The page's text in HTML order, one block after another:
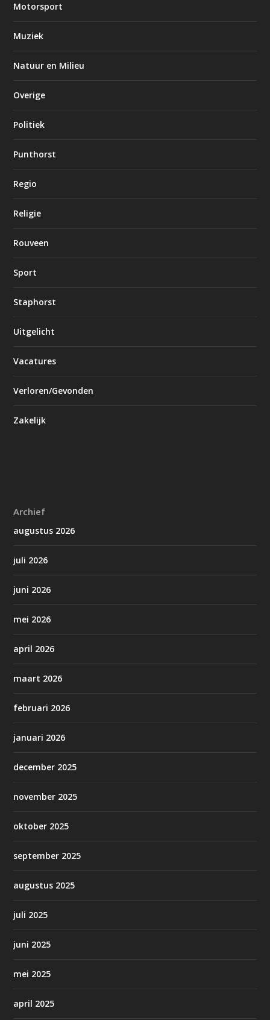
Motorsport
Muziek
Natuur en Milieu
Overige
Politiek
Punthorst
Regio
Religie
Rouveen
Sport
Staphorst
Uitgelicht
Vacatures
Verloren/Gevonden
Zakelijk
Archief
augustus 2026
juli 2026
juni 2026
mei 2026
april 2026
maart 2026
februari 2026
januari 2026
december 2025
november 2025
oktober 2025
september 2025
augustus 2025
juli 2025
juni 2025
mei 2025
april 2025